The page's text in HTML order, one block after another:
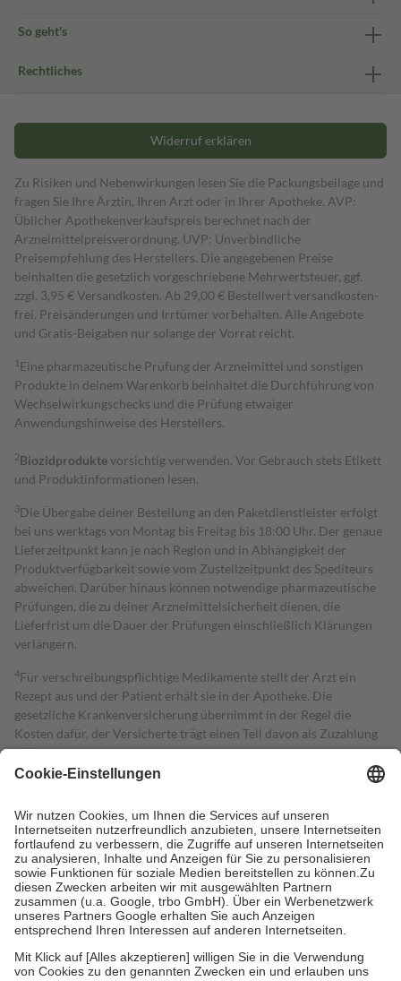
So geht's
Rechtliches
Widerruf erklären
Zu Risiken und Nebenwirkungen lesen Sie die Packungsbeilage und
fragen Sie Ihre Ärztin, Ihren Arzt oder in Ihrer Apotheke. AVP:
Üblicher Apothekenverkaufspreis berechnet nach der
Arzneimittelpreisverordnung. UVP: Unverbindliche
Preisempfehlung des Herstellers. Die angegebenen Preise
beinhalten die gesetzlich vorgeschriebene Mehrwertsteuer, ggf.
zzgl. 3,95 € Versandkosten. Ab 29,00 € Bestell­wert versand­kosten­
frei. Preisänderungen und Irrtümer vorbehalten. Alle Angebote
und Gratis-Beigaben nur solange der Vorrat reicht.
1 Eine pharmazeutische Prüfung der Arzneimittel und sonstigen
Produkte in deinem Warenkorb beinhaltet die Durchführung von
Wechselwirkungschecks und die Prüfung etwaiger
Anwendungshinweise des Herstellers.
2Biozidproduktevorsichtig verwenden. Vor Gebrauch stets Etikett
und Produktinformationen lesen.
3Die Übergabe deiner Bestellung an den Paketdienstleister erfolgt
bei uns werktags von Montag bis Freitag bis 18:00 Uhr. Der genaue
Lieferzeitpunkt kann je nach Region und in Abhängigkeit der
Produktverfügbarkeit sowie vom Zustellzeitpunkt des Spediteurs
abweichen. Darüber hinaus können notwendige pharmazeutische
Prüfungen, die zu deiner Arzneimittelsicherheit dienen, die
Lieferfrist um die Dauer der Prüfungen einschließlich Klärungen
verlängern.
4Für verschreibungspflichtige Medikamente stellt der Arzt ein
Rezept aus und der Patient erhält sie in der Apotheke. Die
gesetzliche Krankenversicherung übernimmt in der Regel die
Kosten dafür, der Versicherte trägt einen Teil davon als Zuzahlung
mit.
Grundsätzlich leisten Mitglieder Zuzahlungen in Höhe von zehn
höchstens zehn Euro.
Es sind jedoch nie mehr als die tatsächlichen
Kosten der Leistung zu entrichten.
Diese Regeln gelten grundsätzlich auch für Online-Apotheken.
Bei Heilmitteln und häuslicher Krankenpflege beträgt die
Zuzahlung zehn Prozent der Kosten sowie zehn Euro je
Verordnung.
Um das Engagement der Versicherten für ihre eigene Gesundheit zu
stärken und die besondere Stellung der Familie zu unterstützen,
fallenkeine Zuzahlungenan bei:
• Kindern und Jugendlichen bis zum vollendeten 18. Lebensjahr